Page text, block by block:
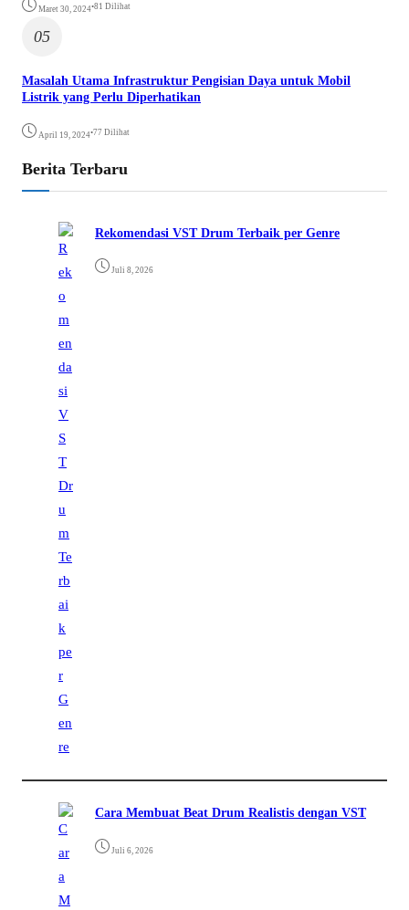
Maret 30, 2024•81 Dilihat
05
Masalah Utama Infrastruktur Pengisian Daya untuk Mobil
Listrik yang Perlu Diperhatikan
April 19, 2024•77 Dilihat
Berita Terbaru
Rekomendasi VST Drum Terbaik per Genre
Juli 8, 2026
Cara Membuat Beat Drum Realistis dengan VST
Juli 6, 2026